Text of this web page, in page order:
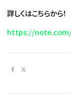
詳しくはこちらから！
https://